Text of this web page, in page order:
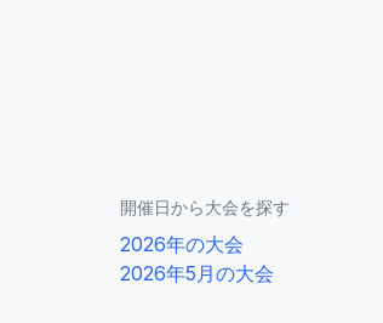
開催日から大会を探す
2026年の大会
2026年5月の大会